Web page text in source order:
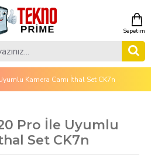
Kamera Camı İthal Set CK7n
Pro İle Uyumlu
Set CK7n